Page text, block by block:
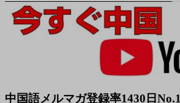
中国語メルマガ登録率1430日No.1